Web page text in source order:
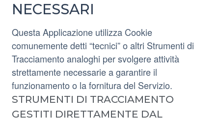
NECESSARI
Questa Applicazione utilizza Cookie
comunemente detti “tecnici” o altri Strumenti di
Tracciamento analoghi per svolgere attività
strettamente necessarie a garantire il
funzionamento o la fornitura del Servizio.
STRUMENTI DI TRACCIAMENTO
GESTITI DIRETTAMENTE DAL